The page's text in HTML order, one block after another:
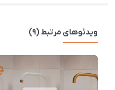
ویدئوهای مرتبط (9)